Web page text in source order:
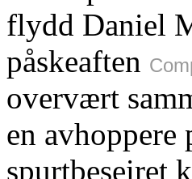
flydd Daniel
påskeaften
overvært
en
spurtbeseiret